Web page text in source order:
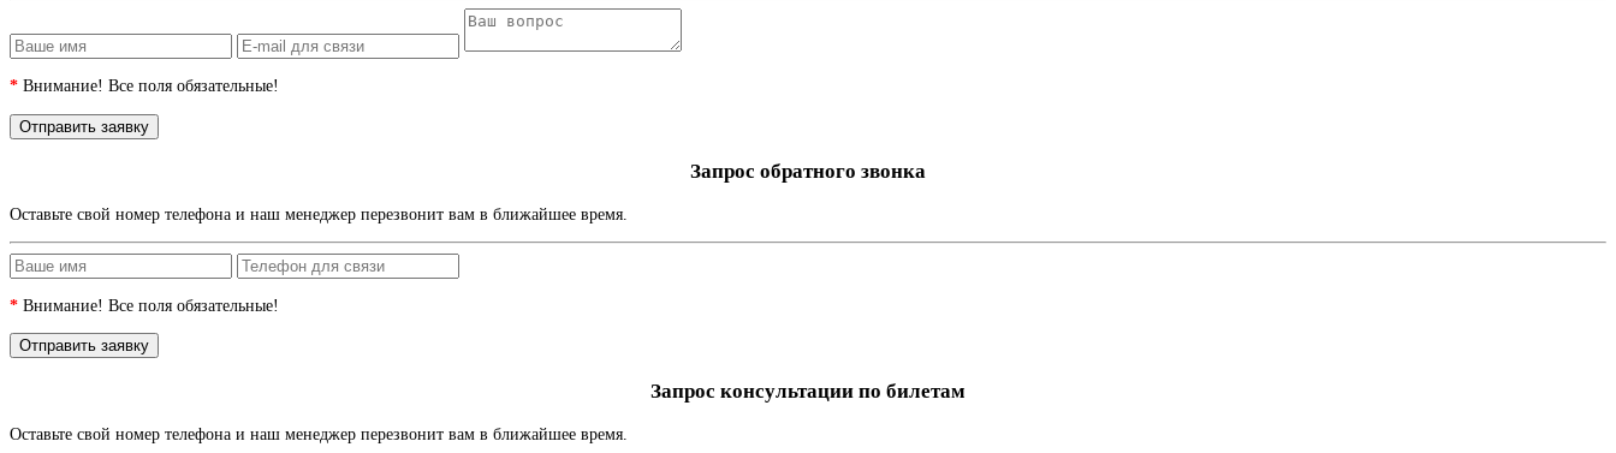
* Внимание! Все поля обязательные!
Запрос обратного звонка
Оставьте свой номер телефона и наш менеджер перезвонит вам в ближайшее время.
* Внимание! Все поля обязательные!
Запрос консультации по билетам
Оставьте свой номер телефона и наш менеджер перезвонит вам в ближайшее время.